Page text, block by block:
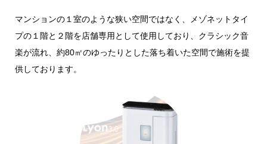
マンションの１室のような狭い空間ではなく、メゾネットタイ
プの１階と２階を店舗専用として使用しており、クラシック音
楽が流れ、約80㎡のゆったりとした落ち着いた空間で施術を提
供しております。